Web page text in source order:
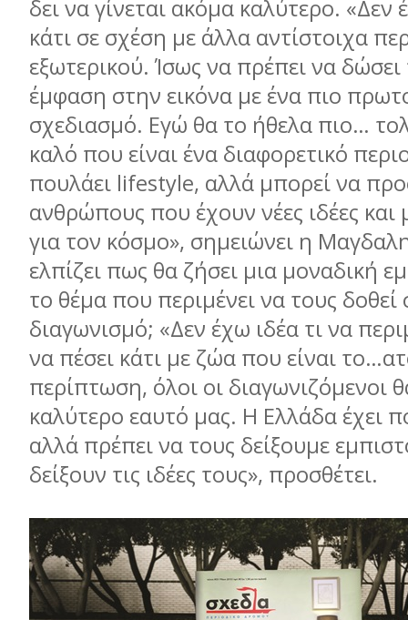
δει να γίνεται ακόμα καλύτερο. «Δεν
κάτι σε σχέση με άλλα αντίστοιχα
εξωτερικού. Ίσως να πρέπει να
έμφαση στην εικόνα με ένα πιο
σχεδιασμό. Εγώ θα το ήθελα πιο…
καλό που είναι ένα διαφορετικό
πουλάει lifestyle, αλλά μπορεί να
ανθρώπους που έχουν νέες ιδέες και
για τον κόσμο», σημειώνει η
ελπίζει πως θα ζήσει μια μοναδική
το θέμα που περιμένει να τους δοθεί
διαγωνισμό; «Δεν έχω ιδέα τι να
να πέσει κάτι με ζώα που είναι
περίπτωση, όλοι οι διαγωνιζόμενοι
καλύτερο εαυτό μας. Η Ελλάδα έχει
αλλά πρέπει να τους δείξουμε
δείξουν τις ιδέες τους», προσθέτει.